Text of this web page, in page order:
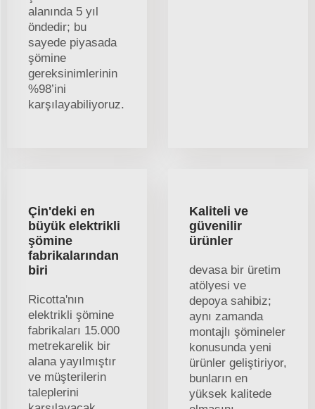
alanında 5 yıl
öndedir; bu
sayede piyasada
şömine
gereksinimlerinin
%98’ini
karşılayabiliyoruz.
Çin'deki en
büyük elektrikli
şömine
fabrikalarından
biri
Ricotta'nın
elektrikli şömine
fabrikaları 15.000
metrekarelik bir
alana yayılmıştır
ve müşterilerin
taleplerini
Kaliteli ve
güvenilir
ürünler
devasa bir üretim
atölyesi ve
depoya sahibiz;
aynı zamanda
montajlı şömineler
konusunda yeni
ürünler geliştiriyor,
bunların en
yüksek kalitede